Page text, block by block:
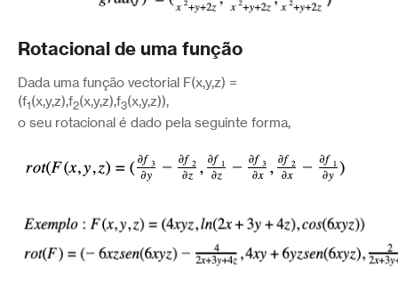
Rotacional de uma função
Dada uma função vectorial F(x,y,z) =
(f1(x,y,z),f2(x,y,z),f3(x,y,z)),
o seu rotacional é dado pela seguinte forma,